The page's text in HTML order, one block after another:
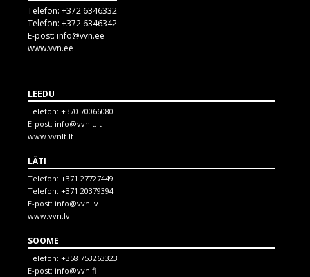
Telefon: +372 6346332
Telefon: +372 6346342
E-post: info@vvn.ee
www.vvn.ee
LEEDU
Telefon: +370 70066080
E-post: info@vvnlt.lt
www.vvnlt.lt
LÄTI
Telefon: +371 27727449
Telefon: +371 20379394
E-post: info@vvn.lv
www.vvn.lv
SOOME
Telefon: +358 753263323
E-post: info@vvn.fi